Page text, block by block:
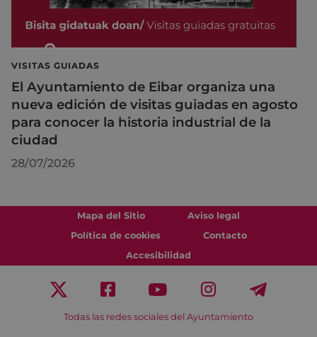
VISITAS GUIADAS
El Ayuntamiento de Eibar organiza una
nueva edición de visitas guiadas en agosto
para conocer la historia industrial de la
ciudad
28/07/2026
Mapa del Sitio
Aviso legal
Política de cookies
Contacto
Accesibilidad
Todas las redes sociales del Ayuntamiento